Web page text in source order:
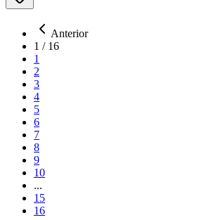
Anterior
1 / 16
1
2
3
4
5
6
7
8
9
10
...
15
16